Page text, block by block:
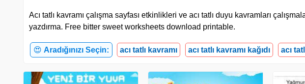
Acı tatlı kavramı çalışma sayfası etkinlikleri ve acı tatlı duyu kavramları
yazdırma. Free bitter sweet worksheets download printable.
😍 Aradığınızı Seçin: acı tatlı kavramı acı tatlı kavramı kağıdı acı